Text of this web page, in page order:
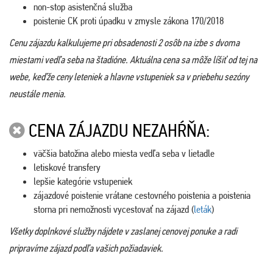
non-stop asistenčná služba
poistenie CK proti úpadku v zmysle zákona 170/2018
Cenu zájazdu kalkulujeme pri obsadenosti 2 osôb na izbe s dvoma
miestami vedľa seba na štadióne. Aktuálna cena sa môže líšiť od tej na
webe, keďže ceny leteniek a hlavne vstupeniek sa v priebehu sezóny
neustále menia.
CENA ZÁJAZDU NEZAHŔŇA:
väčšia batožina alebo miesta vedľa seba v lietadle
letiskové transfery
lepšie kategórie vstupeniek
zájazdové poistenie vrátane cestovného poistenia a poistenia
storna pri nemožnosti vycestovať na zájazd (leták)
Všetky doplnkové služby nájdete v zaslanej cenovej ponuke a radi
pripravíme zájazd podľa vašich požiadaviek.